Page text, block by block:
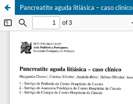
Pancreatite aguda litiásica – caso clínico